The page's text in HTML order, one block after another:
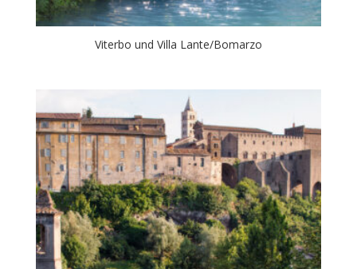
Viterbo und Villa Lante/Bomarzo